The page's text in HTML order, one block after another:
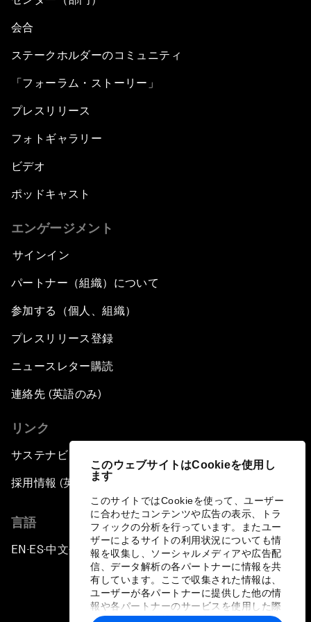
このウェブサイトはCookieを使用し
ます
このサイトではCookieを使って、ユーザー
に合わせたコンテンツや広告の表示、トラ
フィックの分析を行っています。またユー
ザーによるサイトの利用状況についても情
報を収集し、ソーシャルメディアや広告配
信、データ解析の各パートナーに情報を共
有しています。ここで収集された情報は、
ユーザーが各パートナーに提供した他の情
報や各パートナーのサービスを使用した際
に収集された情報と組み合わされ、各パー
会合
ステークホルダーのコミュニティ
「フォーラム・ストーリー」
プレスリリース
フォトギャラリー
ビデオ
ポッドキャスト
エンゲージメント
サインイン
パートナー（組織）について
参加する（個人、組織）
プレスリリース登録
ニュースレター購読
連絡先 (英語のみ)
リンク
サステナビリティへの取り組み
採用情報 (英語のみ)
言語
EN ▪ ES▪中文▪ 日本語